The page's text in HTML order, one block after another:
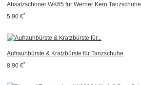
Absatzschoner WK65 für Werner Kern Tanzschuhe
5,90 €*
Aufrauhbürste & Kratzbürste für Tanzschuhe
8,90 €*